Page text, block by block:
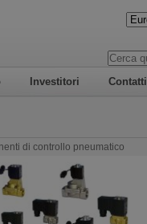
Investitori Contatti
di controllo pneumatico